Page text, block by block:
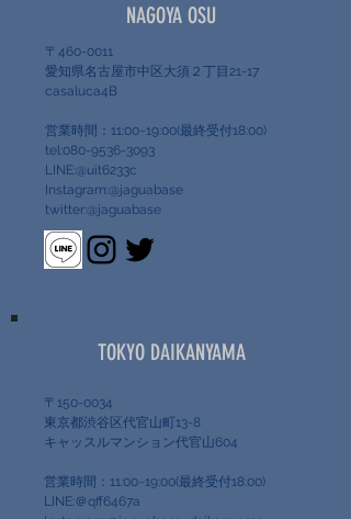
NAGOYA OSU
〒460-0011
愛知県名古屋市中区大須２丁目21-17
casaluca4B
営業時間：11:00~19:00(最終受付18:00)
tel:080-9536-3093
LINE:@uit6233c
Instagram:@jaguabase
twitter:@jaguabase
TOKYO DAIKANYAMA
〒150-0034
東京都渋谷区代官山町13-8
キャッスルマンション代官山604
営業時間：11:00~19:00(最終受付18:00)
LINE:＠qff6467a